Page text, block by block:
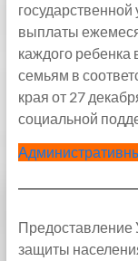
выплаты
каждого ребенка
семьям в
края от 27
социальной
Предоставление
защиты